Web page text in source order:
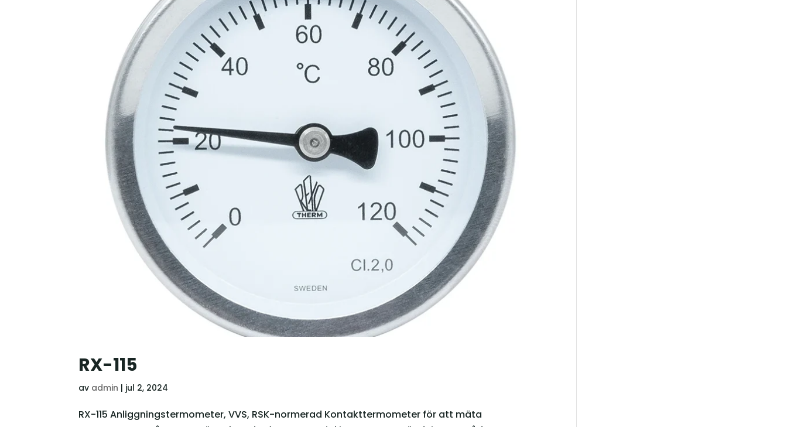
RX-115
av admin | jul 2, 2024
RX-115 Anliggningstermometer, VVS, RSK-normerad Kontakttermometer för att mäta